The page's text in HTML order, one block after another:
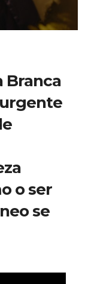
Branca
o ser
se